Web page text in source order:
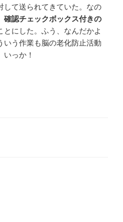
して送られてきていた。なの
確認チェックボックス付きの
とにした。ふう、なんだかよ
いう作業も脳の老化防止活動
っか！